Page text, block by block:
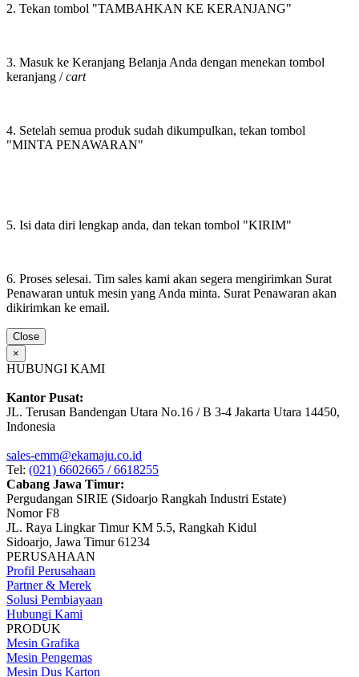
2. Tekan tombol "TAMBAHKAN KE KERANJANG"
3. Masuk ke Keranjang Belanja Anda dengan menekan tombol
keranjang /cart
4. Setelah semua produk sudah dikumpulkan, tekan tombol
"MINTA PENAWARAN"
5. Isi data diri lengkap anda, dan tekan tombol "KIRIM"
6. Proses selesai. Tim sales kami akan segera mengirimkan Surat
Penawaran untuk mesin yang Anda minta. Surat Penawaran akan
dikirimkan ke email.
Close
×
HUBUNGI KAMI
Kantor Pusat:
JL. Terusan Bandengan Utara No.16 / B 3-4 Jakarta Utara 14450,
Indonesia
sales-emm@ekamaju.co.id
Tel: (021) 6602665 / 6618255
Cabang Jawa Timur:
Pergudangan SIRIE (Sidoarjo Rangkah Industri Estate)
Nomor F8
JL. Raya Lingkar Timur KM 5.5, Rangkah Kidul
Sidoarjo, Jawa Timur 61234
PERUSAHAAN
Profil Perusahaan
Partner & Merek
Solusi Pembiayaan
Hubungi Kami
PRODUK
Mesin Grafika
Mesin Pengemas
Mesin Dus Karton